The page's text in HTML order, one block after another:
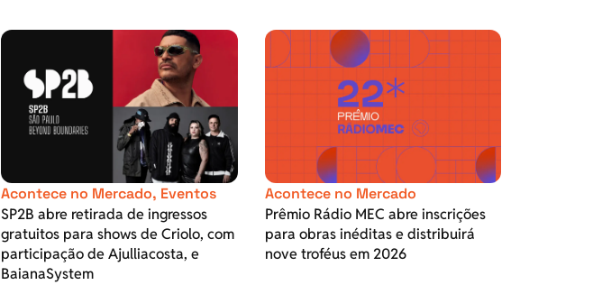
Acontece no Mercado, Eventos
SP2B abre retirada de ingressos
gratuitos para shows de Criolo, com
participação de Ajulliacosta, e
BaianaSystem
Acontece no Mercado
Prêmio Rádio MEC abre inscrições
para obras inéditas e distribuirá
nove troféus em 2026